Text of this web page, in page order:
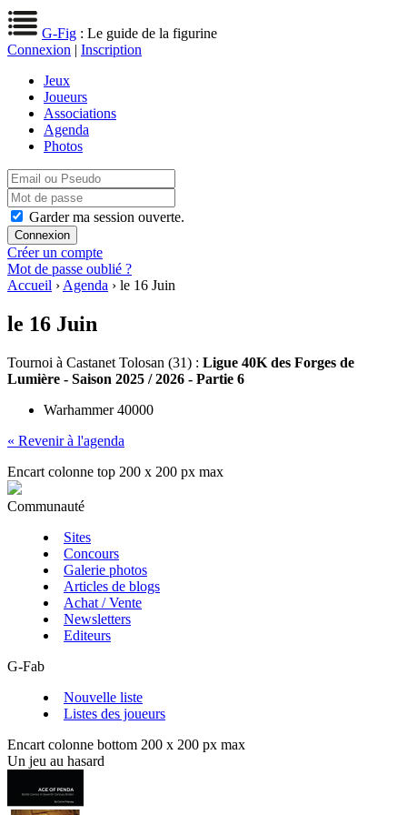
G-Fig : Le guide de la figurine
Connexion | Inscription
Jeux
Joueurs
Associations
Agenda
Photos
Garder ma session ouverte.
Créer un compte
Mot de passe oublié ?
Accueil › Agenda › le 16 Juin
le 16 Juin
Tournoi à Castanet Tolosan (31) : Ligue 40K des Forges de
Lumière - Saison 2025 / 2026 - Partie 6
Warhammer 40000
« Revenir à l'agenda
Encart colonne top 200 x 200 px max
Communauté
Sites
Concours
Galerie photos
Articles de blogs
Achat / Vente
Newsletters
Editeurs
G-Fab
Nouvelle liste
Listes des joueurs
Encart colonne bottom 200 x 200 px max
Un jeu au hasard